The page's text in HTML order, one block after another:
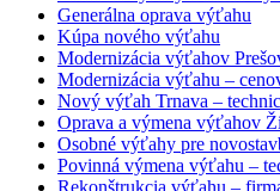
Generálna oprava výťahu
Kúpa nového výťahu
Modernizácia výťahov
Modernizácia výťahu –
Nový výťah Trnava –
Oprava a výmena výťahov
Osobné výťahy pre
Povinná výmena výťahu –
Rekonštrukcia výťahu –